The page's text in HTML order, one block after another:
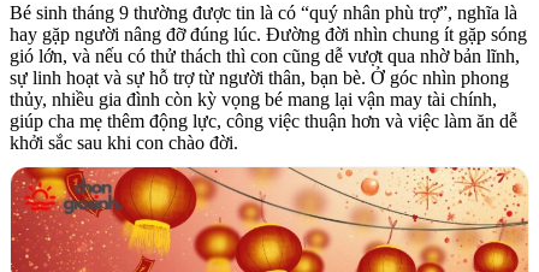
Bé sinh tháng 9 thường được tin là có “quý nhân phù trợ”, nghĩa là
hay gặp người nâng đỡ đúng lúc. Đường đời nhìn chung ít gặp sóng
gió lớn, và nếu có thử thách thì con cũng dễ vượt qua nhờ bản lĩnh,
sự linh hoạt và sự hỗ trợ từ người thân, bạn bè. Ở góc nhìn phong
thủy, nhiều gia đình còn kỳ vọng bé mang lại vận may tài chính,
giúp cha mẹ thêm động lực, công việc thuận hơn và việc làm ăn dễ
khởi sắc sau khi con chào đời.